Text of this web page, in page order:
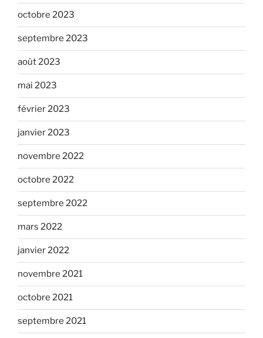
octobre 2023
septembre 2023
août 2023
mai 2023
février 2023
janvier 2023
novembre 2022
octobre 2022
septembre 2022
mars 2022
janvier 2022
novembre 2021
octobre 2021
septembre 2021